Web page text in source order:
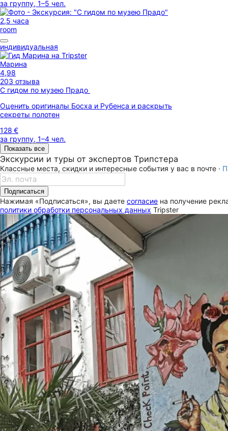
за группу, 1–5 чел.
2,5 часа
room
индивидуальная
Марина
4,98
203 отзыва
С гидом по музею Прадо
Оценить оригиналы Босха и Рубенса и раскрыть
секреты полотен
128 €
за группу, 1–4 чел.
Показать все
Экскурсии и туры от экспертов Трипстера
Классные места, скидки и интересные события у вас в почте ·
Подписаться
Нажимая «Подписаться», вы даете согласие на получение
политики обработки персональных данных Tripster